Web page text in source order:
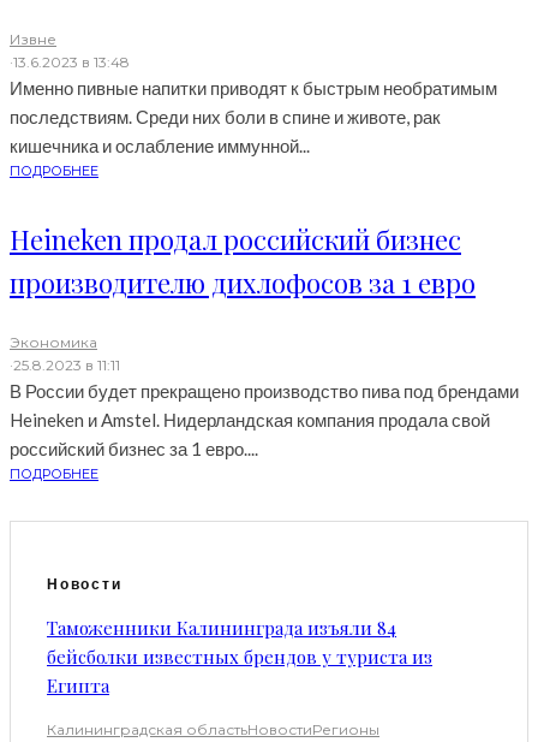
Извне
·13.6.2023 в 13:48
Именно пивные напитки приводят к быстрым необратимым
последствиям. Среди них боли в спине и животе, рак
кишечника и ослабление иммунной...
ПОДРОБНЕЕ
Heineken продал российский бизнес
производителю дихлофосов за 1 евро
Экономика
·25.8.2023 в 11:11
В России будет прекращено производство пива под брендами
Heineken и Amstel. Нидерландская компания продала свой
российский бизнес за 1 евро....
ПОДРОБНЕЕ
Новости
Таможенники Калининграда изъяли 84
бейсболки известных брендов у туриста из
Египта
Калининградская областьНовостиРегионы